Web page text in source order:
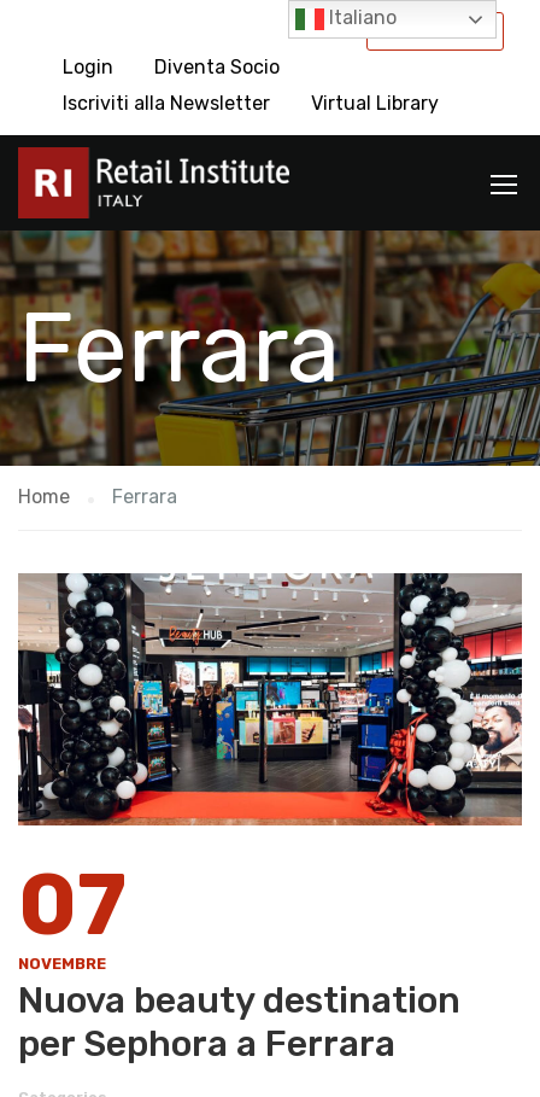
International
Login
Diventa Socio
Iscriviti alla Newsletter
Virtual Library
Ferrara
Home Ferrara
07
NOVEMBRE
Nuova beauty destination
per Sephora a Ferrara
Italiano